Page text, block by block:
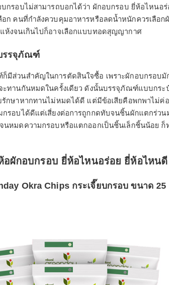
บกรอบไม่สามารถบอกได้ว่า ผักอบกรอบ ยี่ห้อไหนอ
อก คนที่กำลังควบคุมอาหารหรือลดน้ำหนักควรเลือ
ห้งจนเกินไปก็อาจเลือกแบบทอดสุญญากาศ
รรจุภัณฑ์
มีส่วนสำคัญในการตัดสินใจซื้อ เพราะผักอบกรอบ
ะทานกันหมดในครั้งเดียว ดังนั้นบรรจุภัณฑ์แบบกระ
รักษาหากทานไม่หมดได้ดี แต่มีข้อเสียคือพกพาไม่ค่
กรอบได้ดีแต่เสี่ยงต่อการถูกกดทับจนชิ้นผักแตกร่ว
นหมดความกรอบหรือแตกออกเป็นชิ้นเล็กชิ้นน้อย ก็
อผักอบกรอบ ยี่ห้อไหนอร่อย ยี่ห้อไหน
Okra Chips กระเจี๊ยบกรอบ ขนาด